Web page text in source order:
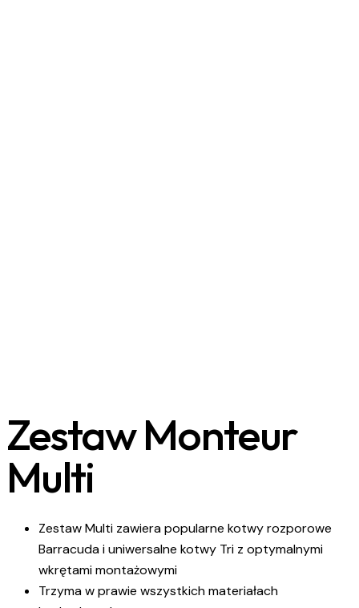
Zestaw Monteur
Multi
Zestaw Multi zawiera popularne kotwy rozporowe
Barracuda i uniwersalne kotwy Tri z optymalnymi
wkrętami montażowymi
Trzyma w prawie wszystkich materiałach